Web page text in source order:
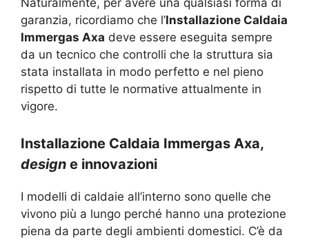
Naturalmente, per avere una qualsiasi forma di
garanzia, ricordiamo che l’Installazione Caldaia
Immergas Axa deve essere eseguita sempre
da un tecnico che controlli che la struttura sia
stata installata in modo perfetto e nel pieno
rispetto di tutte le normative attualmente in
vigore.
Installazione Caldaia Immergas Axa,
design e innovazioni
I modelli di caldaie all’interno sono quelle che
vivono più a lungo perché hanno una protezione
piena da parte degli ambienti domestici. C’è da